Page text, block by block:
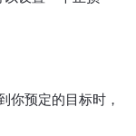
你预定的目标时，